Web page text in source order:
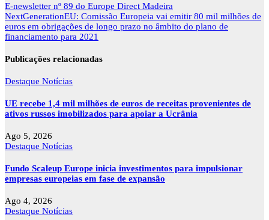
Navegação
de
artigos
E-newsletter nº 89 do Europe Direct Madeira
NextGenerationEU: Comissão Europeia vai emitir 80 mil milhões de
euros em obrigações de longo prazo no âmbito do plano de
financiamento para 2021
Publicações relacionadas
Destaque Notícias
UE recebe 1,4 mil milhões de euros de receitas provenientes de
ativos russos imobilizados para apoiar a Ucrânia
Ago 5, 2026
Destaque Notícias
Fundo Scaleup Europe inicia investimentos para impulsionar
empresas europeias em fase de expansão
Ago 4, 2026
Destaque Notícias